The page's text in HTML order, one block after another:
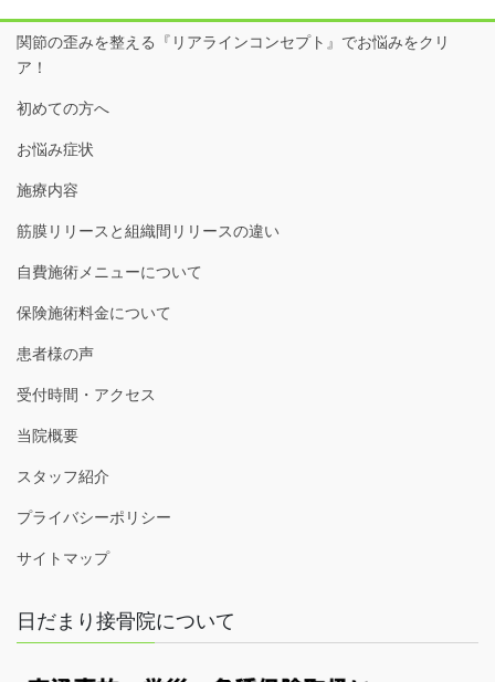
関節の歪みを整える『リアラインコンセプト』でお悩みをクリ
ア！
初めての方へ
お悩み症状
施療内容
筋膜リリースと組織間リリースの違い
自費施術メニューについて
保険施術料金について
患者様の声
受付時間・アクセス
当院概要
スタッフ紹介
プライバシーポリシー
サイトマップ
日だまり接骨院について